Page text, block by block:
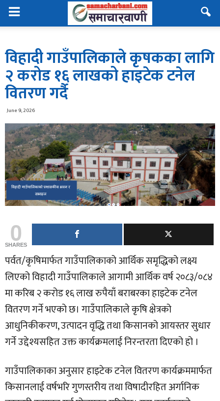
विहादी गाउँपालिकाले कृषकका लागि
२ करोड १६ लाखको हाइटेक टनेल
वितरण गर्दै
June 9, 2026
0
SHARES
पर्वत/कृषिमार्फत गाउँपालिकाको आर्थिक समृद्धिको लक्ष्य
लिएको विहादी गाउँपालिकाले आगामी आर्थिक वर्ष २०८३/०८४
मा करिब २ करोड १६ लाख रुपैयाँ बराबरका हाइटेक टनेल
वितरण गर्ने भएको छ। गाउँपालिकाले कृषि क्षेत्रको
आधुनिकीकरण, उत्पादन वृद्धि तथा किसानको आयस्तर सुधार
गर्ने उद्देश्यसहित उक्त कार्यक्रमलाई निरन्तरता दिएको हो ।
गाउँपालिकाका अनुसार हाइटेक टनेल वितरण कार्यक्रममार्फत
किसानलाई वर्षभरि गुणस्तरीय तथा विषादीरहित अर्गानिक